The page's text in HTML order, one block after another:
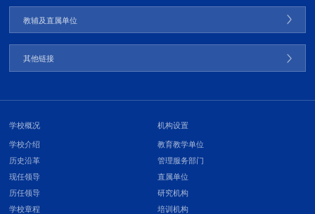
教辅及直属单位
其他链接
学校概况
学校介绍
历史沿革
现任领导
历任领导
学校章程
机构设置
教育教学单位
管理服务部门
直属单位
研究机构
培训机构